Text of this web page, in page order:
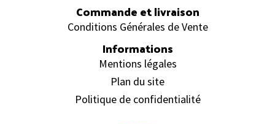
Commande et livraison
Conditions Générales de Vente
Informations
Mentions légales
Plan du site
Politique de confidentialité